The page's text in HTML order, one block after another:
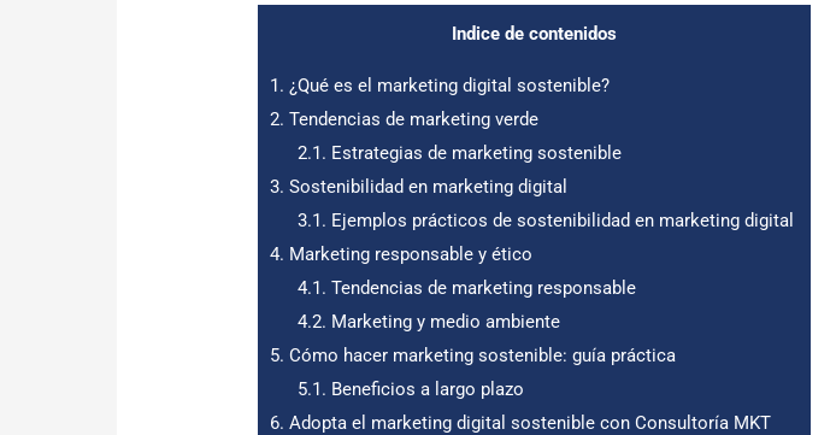
Indice de contenidos
1. ¿Qué es el marketing digital sostenible?
2. Tendencias de marketing verde
2.1. Estrategias de marketing sostenible
3. Sostenibilidad en marketing digital
3.1. Ejemplos prácticos de sostenibilidad en marketing digital
4. Marketing responsable y ético
4.1. Tendencias de marketing responsable
4.2. Marketing y medio ambiente
5. Cómo hacer marketing sostenible: guía práctica
5.1. Beneficios a largo plazo
6. Adopta el marketing digital sostenible con Consultoría MKT